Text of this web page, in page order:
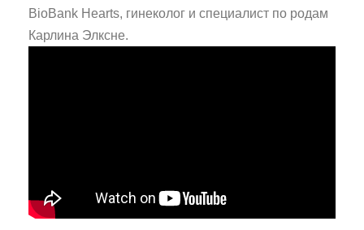
BioBank Hearts, гинеколог и специалист по родам
Карлина Элксне.